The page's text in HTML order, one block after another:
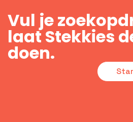
Vul je
laat Stekkies
doen.